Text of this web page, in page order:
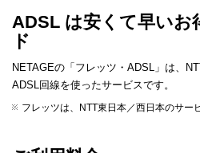
ADSL は安くて早いお
ド
NETAGEの「フレッツ・ADSL」は、
ADSL回線を使ったサービスです。
フレッツは、NTT東日本／西日本のサー